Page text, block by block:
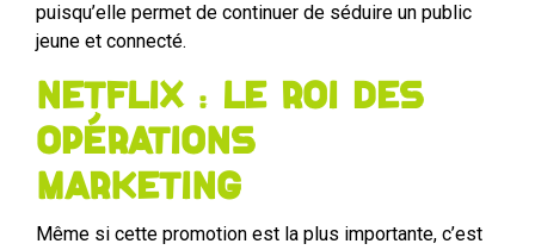
puisqu’elle permet de continuer de séduire un public
jeune et connecté.
Netflix : le roi des
opérations
marketing
Même si cette promotion est la plus importante, c’est